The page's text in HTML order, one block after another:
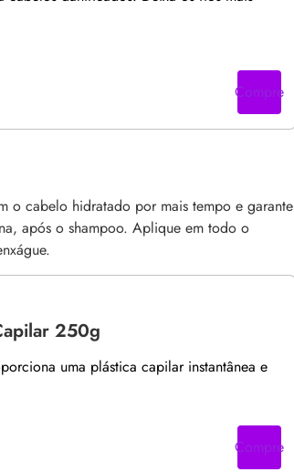
Compre
o cabelo hidratado por mais tempo e garante
após o shampoo. Aplique em todo o
250g
uma plástica capilar instantânea e
Compre